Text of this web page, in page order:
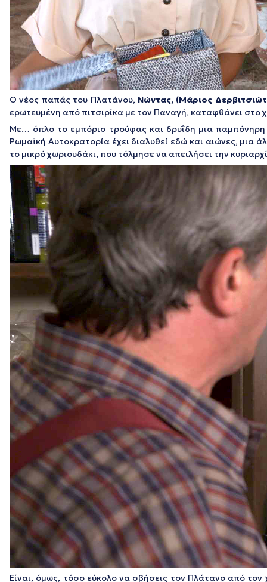
Ο νέος παπάς του Πλατάνου, Νώντας, (Μάριος
ερωτευμένη από πιτσιρίκα με τον Παναγή, καταφθάνει στο
Με… όπλο το εμπόριο τρούφας και δρυΐδη μια
Ρωμαϊκή Αυτοκρατορία έχει διαλυθεί εδώ και αιώνες,
το μικρό χωριουδάκι, που τόλμησε να απειλήσει την
Είναι, όμως, τόσο εύκολο να σβήσεις τον Πλάτανο από